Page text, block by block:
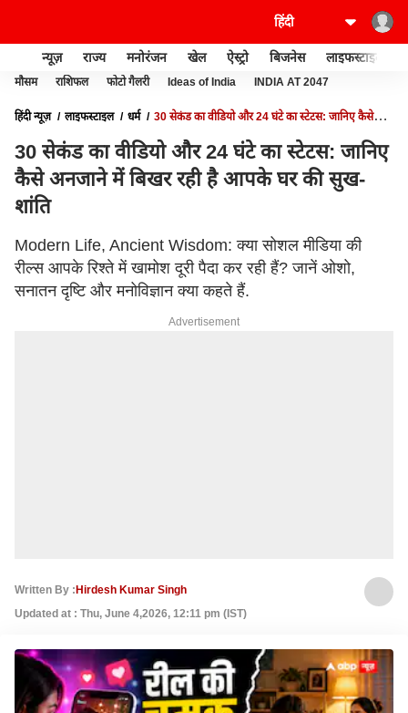
न्यूज़ राज्य मनोरंजन खेल ऐस्ट्रो बिजनेस लाइफस्टाइल
मौसम राशिफल फोटो गैलरी Ideas of India INDIA AT 2047
हिंदी न्यूज़ लाइफस्टाइल धर्म
30 सेकंड का वीडियो और 24 घंटे का स्टेटस: जानिए कैसे
30 सेकंड का वीडियो और 24 घंटे का स्टेटस: जानिए
कैसे अनजाने में बिखर रही है आपके घर की सुख-
शांति
Modern Life, Ancient Wisdom: क्या सोशल मीडिया की
रील्स आपके रिश्ते में खामोश दूरी पैदा कर रही हैं? जानें ओशो,
सनातन दृष्टि और मनोविज्ञान क्या कहते हैं.
Advertisement
Written By :Hirdesh Kumar Singh
Updated at : Thu, June 4,2026, 12:11 pm (IST)